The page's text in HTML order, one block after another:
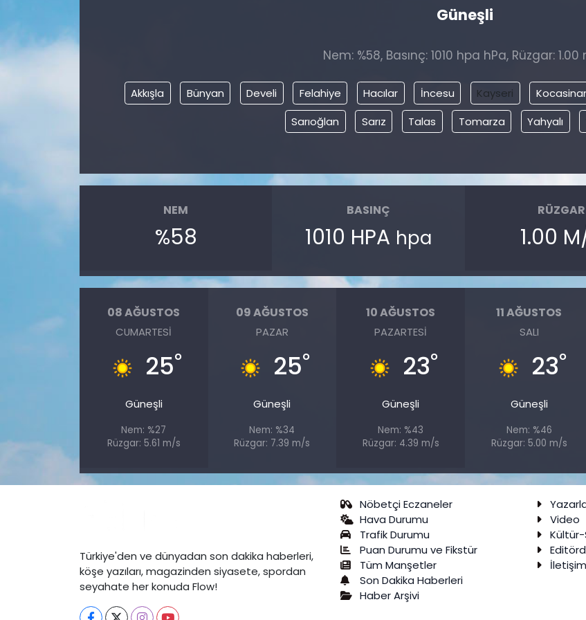
Güneşli
Nem: %58, Basınç: 1010 hpa hPa, Rüzgar:
Akkışla Bünyan Develi Felahiye Hacılar İncesu Kayseri
Sarıoğlan
Sarız Talas Tomarza Yahyalı
NEM
%58
BASINÇ
1010 HPA hpa
RÜZGAR
1.00
08 AĞUSTOS
CUMARTESI
25°
Güneşli
Nem: %27
Rüzgar: 5.61 m/s
09 AĞUSTOS
PAZAR
25°
Güneşli
Nem: %34
Rüzgar: 7.39 m/s
10 AĞUSTOS
PAZARTESI
23°
Güneşli
Nem: %43
Rüzgar: 4.39 m/s
11 AĞUSTOS
SALI
23°
Güneşli
Nem: %46
Rüzgar: 5.00 m/s
Türkiye'den ve dünyadan son dakika haberleri,
köşe yazıları, magazinden siyasete, spordan
seyahate her konuda Flow!
Nöbetçi Eczaneler
Hava Durumu
Trafik Durumu
Puan Durumu ve Fikstür
Tüm Manşetler
Son Dakika Haberleri
Haber Arşivi
Video
İletişim